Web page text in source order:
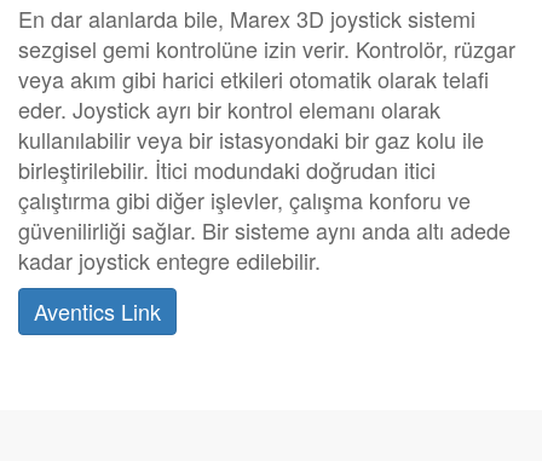
En dar alanlarda bile, Marex 3D joystick sistemi
sezgisel gemi kontrolüne izin verir. Kontrolör, rüzgar
veya akım gibi harici etkileri otomatik olarak telafi
eder. Joystick ayrı bir kontrol elemanı olarak
kullanılabilir veya bir istasyondaki bir gaz kolu ile
birleştirilebilir. İtici modundaki doğrudan itici
çalıştırma gibi diğer işlevler, çalışma konforu ve
güvenilirliği sağlar. Bir sisteme aynı anda altı adede
kadar joystick entegre edilebilir.
Aventics Link